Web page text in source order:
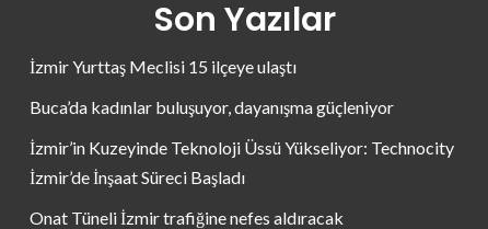
Son Yazılar
İzmir Yurttaş Meclisi 15 ilçeye ulaştı
Buca’da kadınlar buluşuyor, dayanışma güçleniyor
İzmir’in Kuzeyinde Teknoloji Üssü Yükseliyor: Technocity
İzmir’de İnşaat Süreci Başladı
Onat Tüneli İzmir trafiğine nefes aldıracak